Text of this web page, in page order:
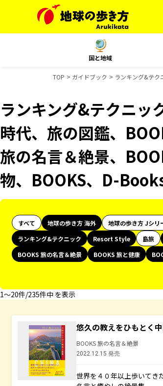
国と地域
TOP ガイドブック ランキング&テク
ランキング&テクニッ
時代、旅の図鑑、
旅の名言＆絶景、
物、BOOKS、D-
すべて 地球の歩き方 海外 地球の歩き方 Jシリ
ランキング&テクニック
Resort Style 島旅
BOOKS 旅の名言＆絶景
BOOKS 旅と健康
1〜20件/235件中 を表示
悠久の教えをひもとく
BOOKS 旅の名言＆絶景
2022.12.15 発売
世界を４０年以上歩いてき